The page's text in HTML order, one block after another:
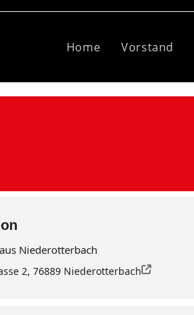
Home Vorstand
Niederotterbach
2, 76889 Niederotterbach